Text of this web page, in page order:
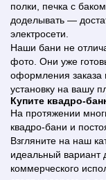
полки, печка с
доделывать —
электросети.
Наши бани не
фото. Они уже
оформления заказа
установку на вашу
Купите квадро-
На протяжении
квадро-бани и
Взгляните на наш
идеальный вариант
коммерческого